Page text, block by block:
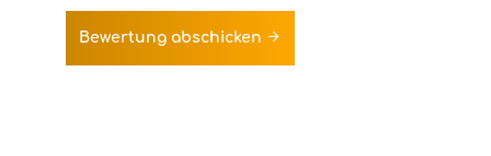
Bewertung abschicken